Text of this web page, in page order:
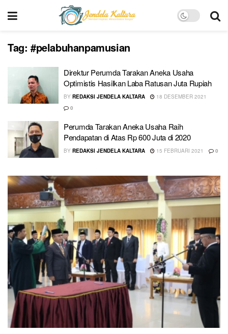
Tag: #pelabuhanpamusian
Direktur Perumda Tarakan Aneka Usaha
Optimistis Hasilkan Laba Ratusan Juta Rupiah
BY REDAKSI JENDELA KALTARA
18 DESEMBER 2021
0
Perumda Tarakan Aneka Usaha Raih
Pendapatan di Atas Rp 600 Juta di 2020
BY REDAKSI JENDELA KALTARA 15 FEBRUARI 2021 0